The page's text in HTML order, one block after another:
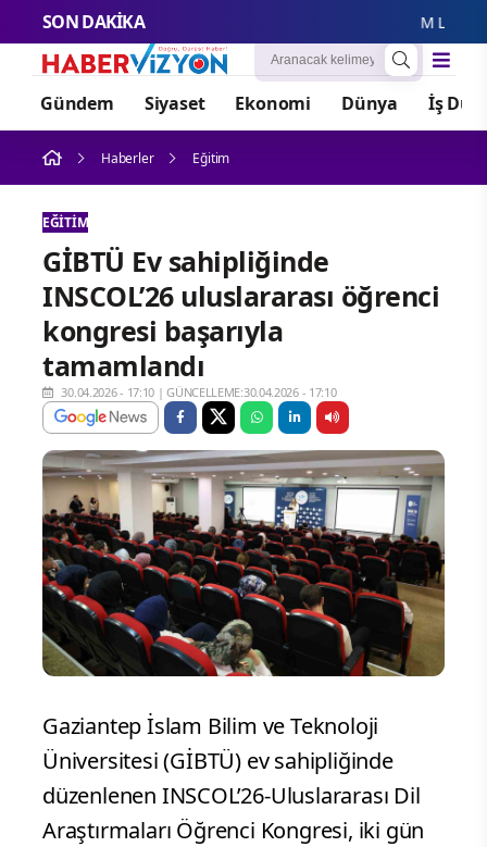
SON DAKİKA M Lisa ve
Gündem Siyaset Ekonomi Dünya İş
Haberler Eğitim
EĞITIM
GİBTÜ Ev sahipliğinde
INSCOL’26 uluslararası öğrenci
kongresi başarıyla
tamamlandı
30.04.2026 - 17:10 |GÜNCELLEME:30.04.2026 - 17:10
Gaziantep İslam Bilim ve Teknoloji
Üniversitesi (GİBTÜ) ev sahipliğinde
düzenlenen INSCOL’26-Uluslararası Dil
Araştırmaları Öğrenci Kongresi, iki gün